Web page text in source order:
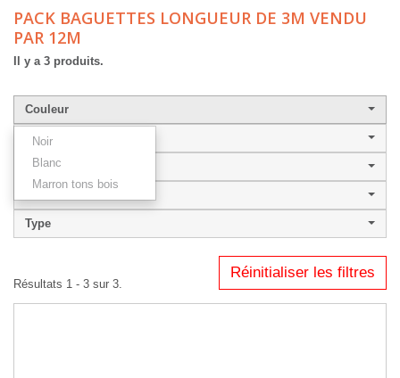
PACK BAGUETTES LONGUEUR DE 3M VENDU
PAR 12M
Il y a 3 produits.
Couleur
Noir
Blanc
Marron tons bois
Largeur de baguette
Style
Type
Réinitialiser les filtres
Résultats 1 - 3 sur 3.